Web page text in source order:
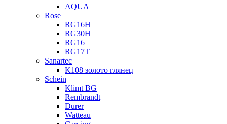
AQUA
Rose
RG16H
RG30H
RG16
RG17T
Sanartec
K108 золото глянец
Schein
Klimt BG
Rembrandt
Durer
Watteau